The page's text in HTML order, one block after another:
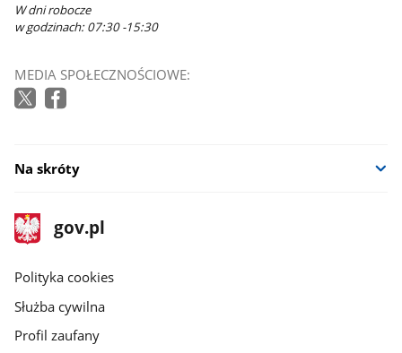
W dni robocze
w godzinach: 07:30 -15:30
MEDIA SPOŁECZNOŚCIOWE:
Na skróty
stopka
gov.pl
Strona
gov.pl
gov.pl
Polityka cookies
Służba cywilna
Profil zaufany